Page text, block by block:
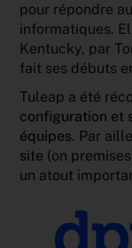
pour répondre
informatiques.
Kentucky, par
fait ses débuts
Tuleap a été
configuration et
équipes. Par
site (on
un atout